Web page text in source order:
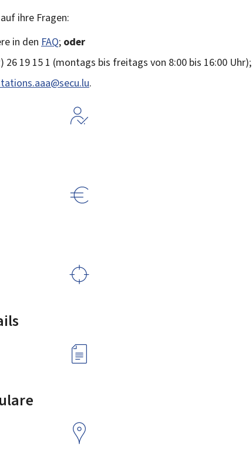
ihre Fragen:
in den FAQ; oder
19 15 1 (montags bis freitags von 8:00 bis 16:00 Uhr);
.